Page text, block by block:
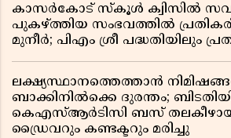
കാസർകോട് സ്കൂൾ ക്വിസിൽ
പുകഴ്ത്തിയ സംഭവത്തിൽ
മുനീർ; പിഎം ശ്രീ പദ്ധതിയിലും
ലക്ഷ്യസ്ഥാനത്തെത്താൻ
ബാക്കിനിൽക്കെ ദുരന്തം;
കെഎസ്ആർടിസി ബസ്
ഡ്രൈവറും കണ്ടക്ടറും മരിച്ചു